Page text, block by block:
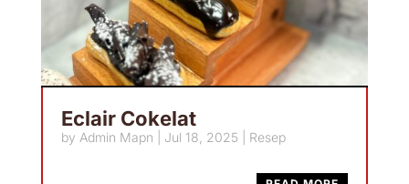
Eclair Cokelat
by Admin Mapn Jul 18, 2025 Resep